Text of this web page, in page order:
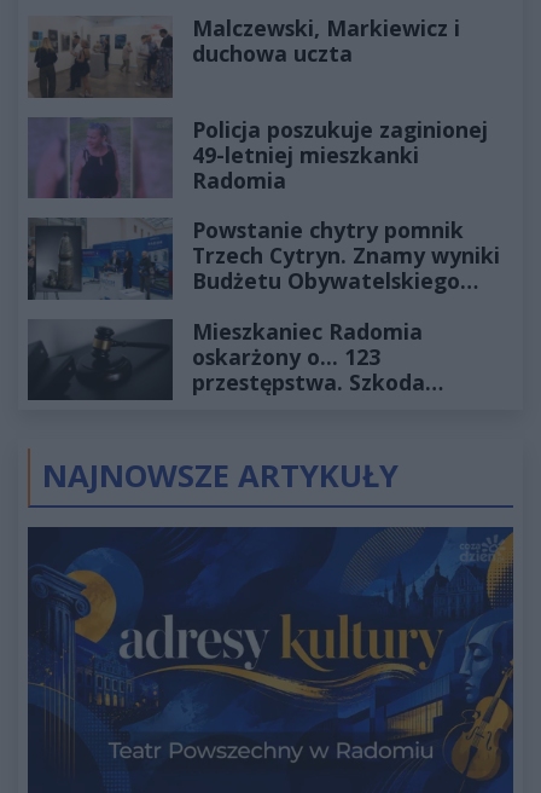
Malczewski, Markiewicz i
duchowa uczta
Policja poszukuje zaginionej
49-letniej mieszkanki
Radomia
Powstanie chytry pomnik
Trzech Cytryn. Znamy wyniki
Budżetu Obywatelskiego
Mieszkaniec Radomia
oskarżony o... 123
przestępstwa. Szkoda
NAJNOWSZE ARTYKUŁY